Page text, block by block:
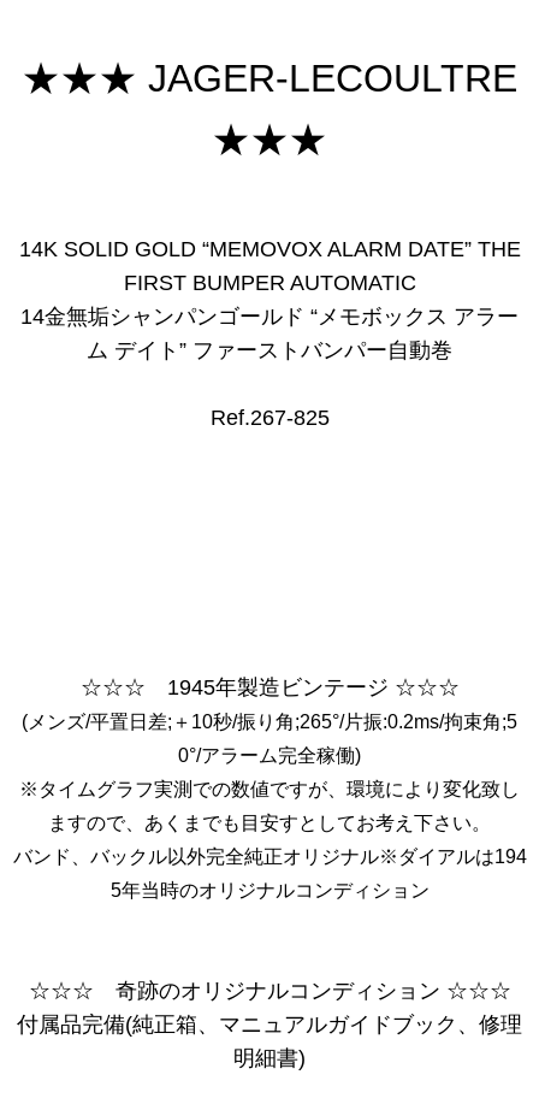
★★★ JAGER-LECOULTRE
★★★
14K SOLID GOLD “MEMOVOX ALARM DATE” THE
FIRST BUMPER AUTOMATIC
14金無垢シャンパンゴールド “メモボックス アラー
ム デイト” ファーストバンパー自動巻
Ref.267-825
☆☆☆ 1945年製造ビンテージ ☆☆☆
(メンズ/平置日差;＋10秒/振り角;265°/片振:0.2ms/拘束角;5
0°/アラーム完全稼働)
※タイムグラフ実測での数値ですが、環境により変化致し
ますので、あくまでも目安すとしてお考え下さい。
バンド、バックル以外完全純正オリジナル※ダイアルは194
5年当時のオリジナルコンディション
☆☆☆ 奇跡のオリジナルコンディション ☆☆☆
付属品完備(純正箱、マニュアルガイドブック、修理
明細書)